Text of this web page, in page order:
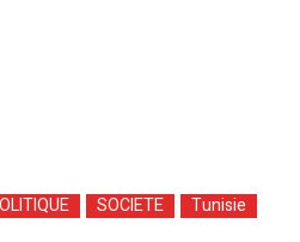
SOCIETE Tunisie